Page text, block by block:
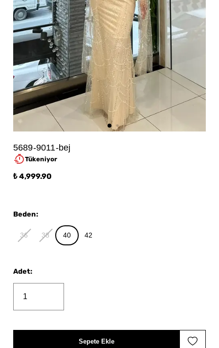
5689-9011-bej
Tükeniyor
₺ 4,999.90
Beden:
36 38 40 42
Adet:
Sepete Ekle